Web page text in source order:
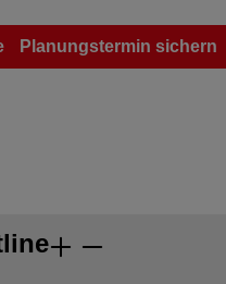
Planungstermin sichern